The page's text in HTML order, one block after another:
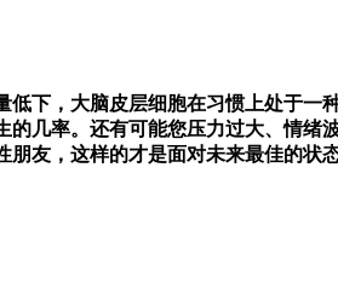
下，大脑皮层细胞在习惯上处于一
几率。还有可能您压力过大、情绪
友，这样的才是面对未来最佳的状态